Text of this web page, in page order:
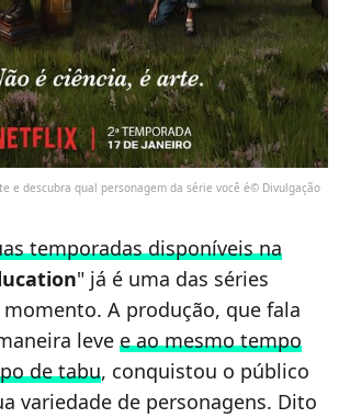
e descubra qual personagem da série você é© Divulgação
temporadas disponíveis na
" já é uma das séries
A produção, que fala
leve e ao mesmo tempo
de tabu, conquistou o público
variedade de personagens. Dito